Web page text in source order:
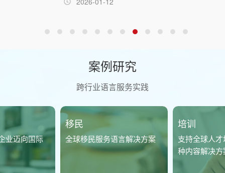
案例研究
跨行业语言服务实践
培训
支持全球人才培训项目多语
种内容解决方案
智能座舱多语种内容本地化
体系建设